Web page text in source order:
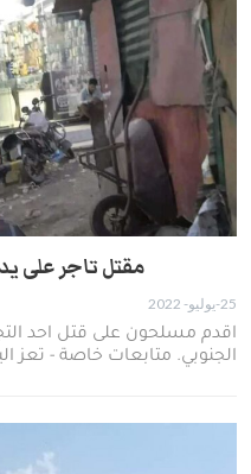
مقتل تاجر على
25-يوليو- 2022
اقدم مسلحون على قتل احد
الجنوبي. متابعات خاصة - تعز